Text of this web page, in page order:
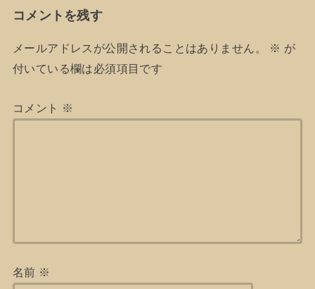
コメントを残す
メールアドレスが公開されることはありません。 ※ が
付いている欄は必須項目です
コメント ※
名前 ※